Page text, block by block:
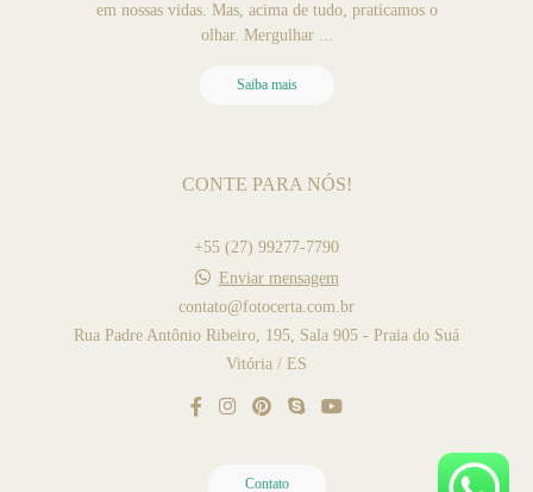
em nossas vidas. Mas, acima de tudo, praticamos o
olhar. Mergulhar ...
Saiba mais
CONTE PARA NÓS!
+55 (27) 99277-7790
Enviar mensagem
contato@fotocerta.com.br
Rua Padre Antônio Ribeiro, 195, Sala 905 - Praia do Suá
Vitória / ES
Contato